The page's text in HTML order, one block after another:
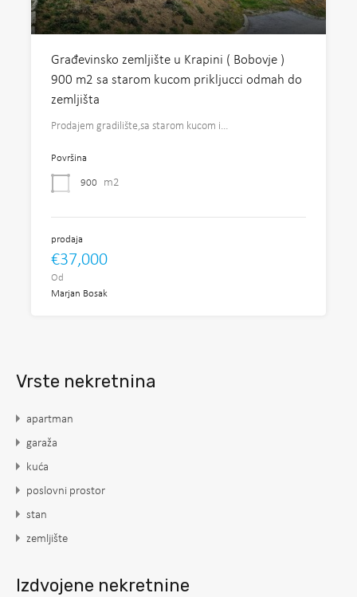
Građevinsko zemljište u Krapini ( Bobovje )
900 m2 sa starom kucom prikljucci odmah do
zemljišta
Prodajem gradilište,sa starom kucom i…
Površina
900 m2
prodaja
€37,000
Od
Marjan Bosak
Vrste nekretnina
apartman
garaža
kuća
poslovni prostor
stan
zemljište
Izdvojene nekretnine